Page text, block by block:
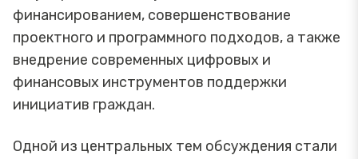
финансированием, совершенствование
проектного и программного подходов, а также
внедрение современных цифровых и
финансовых инструментов поддержки
инициатив граждан.
Одной из центральных тем обсуждения стали